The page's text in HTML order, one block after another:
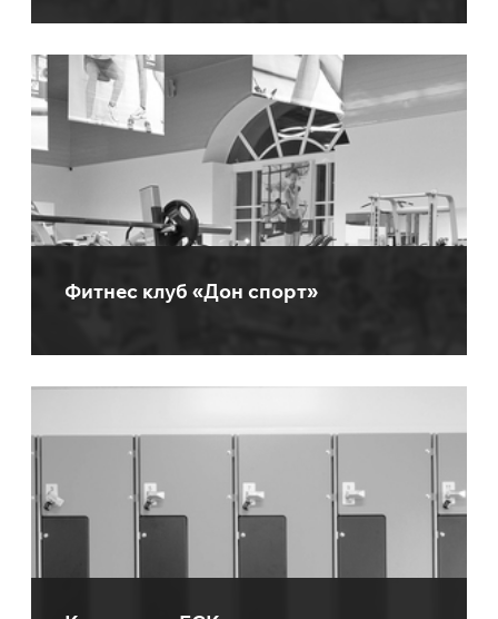
Фитнес клуб «Дон спорт»